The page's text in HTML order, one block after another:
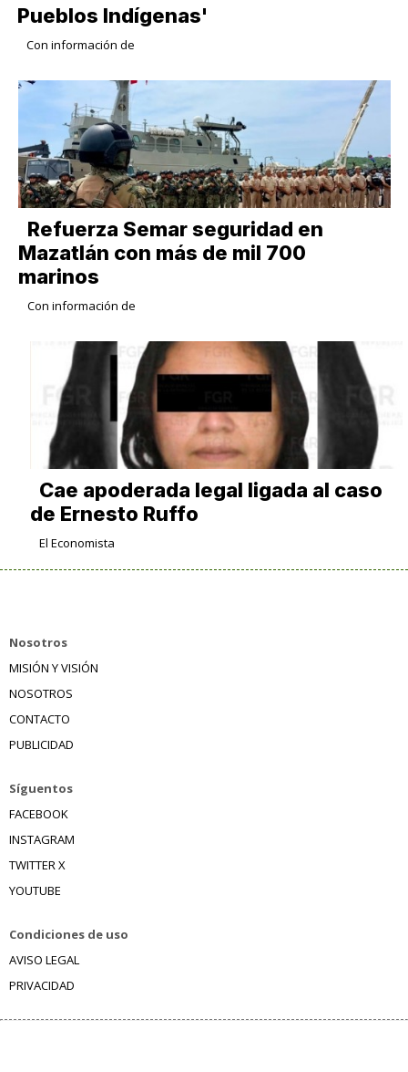
Pueblos Indígenas'
Con información de
Refuerza Semar seguridad en
Mazatlán con más de mil 700
marinos
Con información de
Cae apoderada legal ligada al caso
de Ernesto Ruffo
El Economista
Nosotros
MISIÓN Y VISIÓN
NOSOTROS
CONTACTO
PUBLICIDAD
Síguentos
FACEBOOK
INSTAGRAM
TWITTER X
YOUTUBE
Condiciones de uso
AVISO LEGAL
PRIVACIDAD